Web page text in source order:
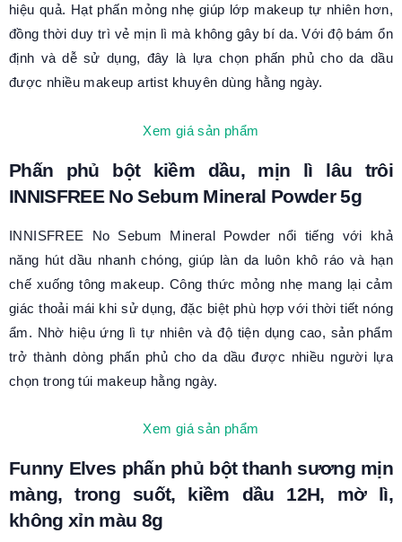
hiệu quả. Hạt phấn mỏng nhẹ giúp lớp makeup tự nhiên hơn,
đồng thời duy trì vẻ mịn lì mà không gây bí da. Với độ bám ổn
định và dễ sử dụng, đây là lựa chọn phấn phủ cho da dầu
được nhiều makeup artist khuyên dùng hằng ngày.
Xem giá sản phẩm
Phấn phủ bột kiềm dầu, mịn lì lâu trôi
INNISFREE No Sebum Mineral Powder 5g
INNISFREE No Sebum Mineral Powder nổi tiếng với khả
năng hút dầu nhanh chóng, giúp làn da luôn khô ráo và hạn
chế xuống tông makeup. Công thức mỏng nhẹ mang lại cảm
giác thoải mái khi sử dụng, đặc biệt phù hợp với thời tiết nóng
ẩm. Nhờ hiệu ứng lì tự nhiên và độ tiện dụng cao, sản phẩm
trở thành dòng phấn phủ cho da dầu được nhiều người lựa
chọn trong túi makeup hằng ngày.
Xem giá sản phẩm
Funny Elves phấn phủ bột thanh sương mịn
màng, trong suốt, kiềm dầu 12H, mờ lì,
không xỉn màu 8g